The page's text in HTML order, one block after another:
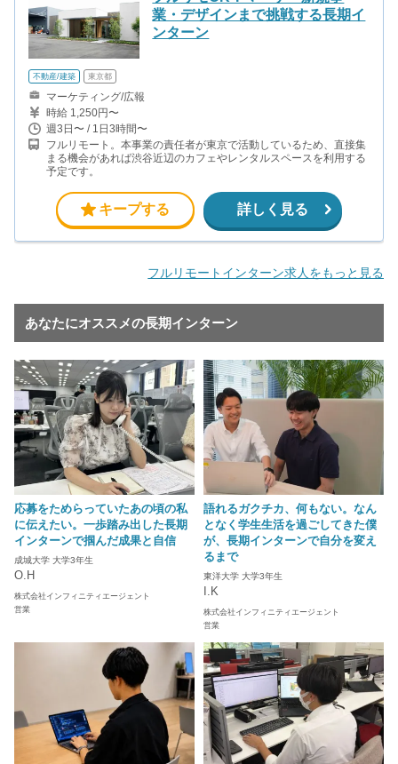
業・デザインまで挑戦する長期イ
ンターン
不動産/建築 東京都
マーケティング/広報
時給 1,250円〜
週3日〜 / 1日3時間〜
フルリモート。本事業の責任者が東京で活動しているため、直接集
まる機会があれば渋谷近辺のカフェやレンタルスペースを利用する
予定です。
キープする 詳しく見る
フルリモートインターン求人をもっと見る
あなたにオススメの長期インターン
応募をためらっていたあの頃の私
に伝えたい。一歩踏み出した長期
インターンで掴んだ成果と自信
成城大学 大学3年生
O.H
株式会社インフィニティエージェント
営業
語れるガクチカ、何もない。なん
となく学生生活を過ごしてきた僕
が、長期インターンで自分を変え
るまで
東洋大学 大学3年生
I.K
株式会社インフィニティエージェント
営業